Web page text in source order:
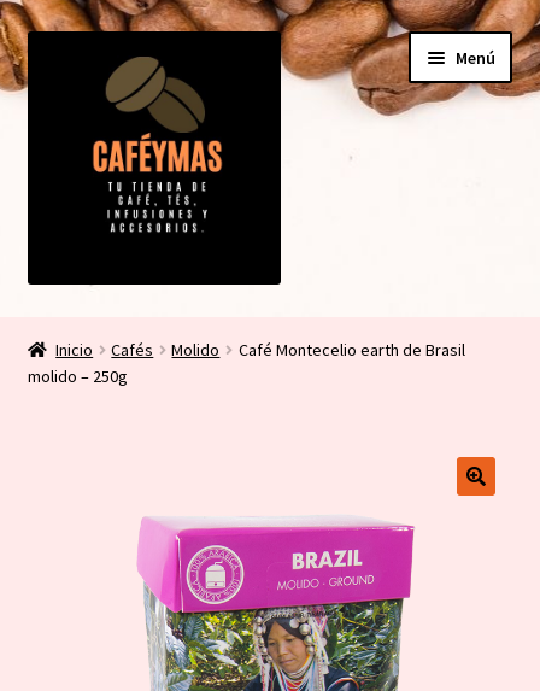
Ir
a
navegación
Ir
al
contenido
Menú
Mi cuenta
hijo
Inicio Cafés Molido
Café Montecelio earth de Brasil
molido – 250g